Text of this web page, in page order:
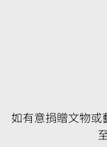
如有意捐贈文物或